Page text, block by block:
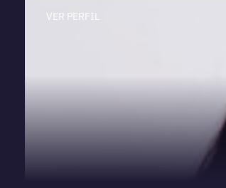
VER PERFIL